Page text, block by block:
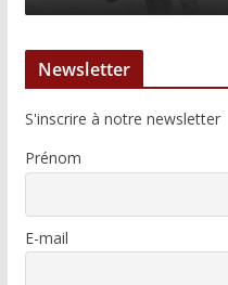
Newsletter
S'inscrire à notre newsletter
Prénom
E-mail